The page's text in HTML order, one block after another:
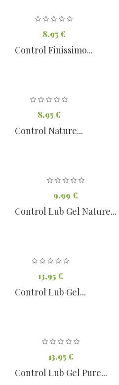
8,95 €
Control Finissimo...
8,95 €
Control Nature...
9,99 €
Control Lub Gel Nature...
13,95 €
Control Lub Gel...
13,95 €
Control Lub Gel Pure...